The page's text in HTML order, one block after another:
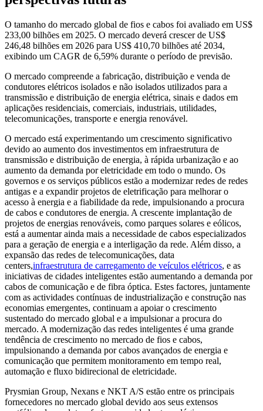
O tamanho do mercado global de fios e cabos foi avaliado em US$
233,00 bilhões em 2025. O mercado deverá crescer de US$
246,48 bilhões em 2026 para US$ 410,70 bilhões até 2034,
exibindo um CAGR de 6,59% durante o período de previsão.
O mercado compreende a fabricação, distribuição e venda de
condutores elétricos isolados e não isolados utilizados para a
transmissão e distribuição de energia elétrica, sinais e dados em
aplicações residenciais, comerciais, industriais, utilidades,
telecomunicações, transporte e energia renovável.
O mercado está experimentando um crescimento significativo
devido ao aumento dos investimentos em infraestrutura de
transmissão e distribuição de energia, à rápida urbanização e ao
aumento da demanda por eletricidade em todo o mundo. Os
governos e os serviços públicos estão a modernizar redes de redes
antigas e a expandir projetos de eletrificação para melhorar o
acesso à energia e a fiabilidade da rede, impulsionando a procura
de cabos e condutores de energia. A crescente implantação de
projetos de energias renováveis, como parques solares e eólicos,
está a aumentar ainda mais a necessidade de cabos especializados
para a geração de energia e a interligação da rede. Além disso, a
expansão das redes de telecomunicações, data
centers,infraestrutura de carregamento de veículos elétricos, e as
iniciativas de cidades inteligentes estão aumentando a demanda por
cabos de comunicação e de fibra óptica. Estes factores, juntamente
com as actividades contínuas de industrialização e construção nas
economias emergentes, continuam a apoiar o crescimento
sustentado do mercado global e a impulsionar a procura do
mercado. A modernização das redes inteligentes é uma grande
tendência de crescimento no mercado de fios e cabos,
impulsionando a demanda por cabos avançados de energia e
comunicação que permitem monitoramento em tempo real,
automação e fluxo bidirecional de eletricidade.
Prysmian Group, Nexans e NKT A/S estão entre os principais
fornecedores no mercado global devido aos seus extensos